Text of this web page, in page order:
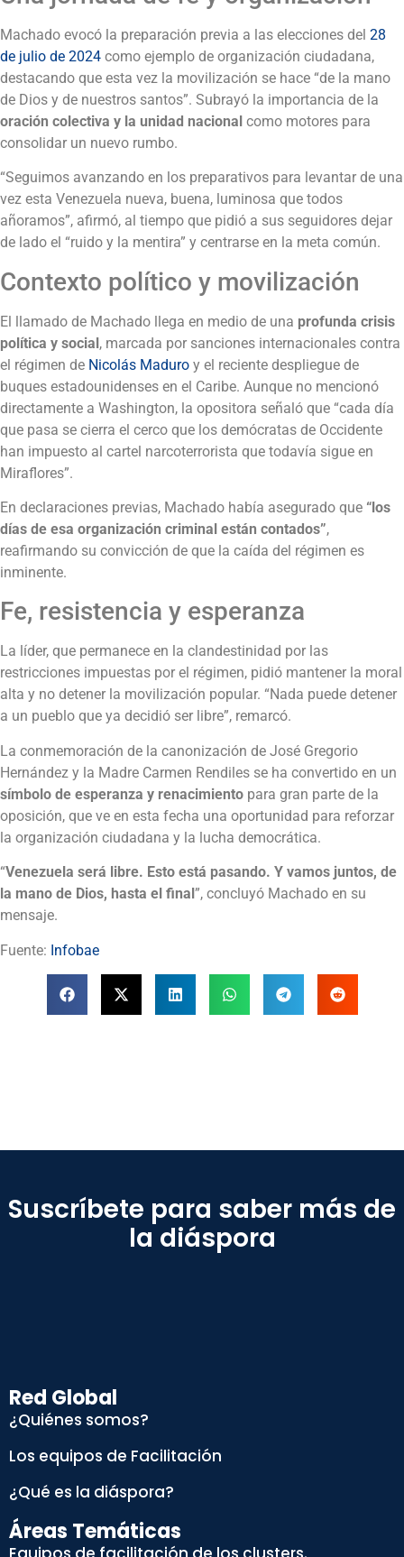
Machado evocó la preparación previa a las elecciones del 28
de julio de 2024 como ejemplo de organización ciudadana,
destacando que esta vez la movilización se hace “de la mano
de Dios y de nuestros santos”. Subrayó la importancia de la
oración colectiva y la unidad nacional como motores para
consolidar un nuevo rumbo.
“Seguimos avanzando en los preparativos para levantar de una
vez esta Venezuela nueva, buena, luminosa que todos
añoramos”, afirmó, al tiempo que pidió a sus seguidores dejar
de lado el “ruido y la mentira” y centrarse en la meta común.
Contexto político y movilización
El llamado de Machado llega en medio de una profunda crisis
política y social, marcada por sanciones internacionales contra
el régimen de Nicolás Maduro y el reciente despliegue de
buques estadounidenses en el Caribe. Aunque no mencionó
directamente a Washington, la opositora señaló que “cada día
que pasa se cierra el cerco que los demócratas de Occidente
han impuesto al cartel narcoterrorista que todavía sigue en
Miraflores”.
En declaraciones previas, Machado había asegurado que “los
días de esa organización criminal están contados”,
reafirmando su convicción de que la caída del régimen es
inminente.
Fe, resistencia y esperanza
La líder, que permanece en la clandestinidad por las
restricciones impuestas por el régimen, pidió mantener la moral
alta y no detener la movilización popular. “Nada puede detener
a un pueblo que ya decidió ser libre”, remarcó.
La conmemoración de la canonización de José Gregorio
Hernández y la Madre Carmen Rendiles se ha convertido en un
símbolo de esperanza y renacimiento para gran parte de la
oposición, que ve en esta fecha una oportunidad para reforzar
la organización ciudadana y la lucha democrática.
“Venezuela será libre. Esto está pasando. Y vamos juntos, de
la mano de Dios, hasta el final”, concluyó Machado en su
mensaje.
Fuente: Infobae
Suscríbete para saber más de
la diáspora
Red Global
¿Quiénes somos?
Los equipos de Facilitación
¿Qué es la diáspora?
Áreas Temáticas